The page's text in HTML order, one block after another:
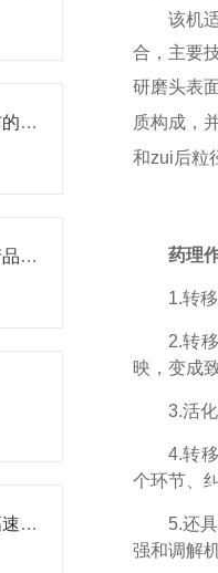
高速胶体磨对物料粒度分布的影响研究
高速胶体磨的结构组成和产品优势
掌握要点合理使用实验室高速分散机
该机适
合，主要
研磨头表
质构成，
和zui后粒
药理
1.转
2.转
映，变成
3.活
4.转
个环节、
5.还
强和调解